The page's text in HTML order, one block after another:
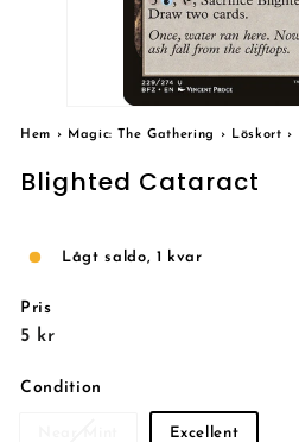
Hem › Magic: The Gathering › Löskort ›
Blighted Cataract
Lågt saldo, 1 kvar
Pris
Reguljärt
5 kr5
Condition
Excellent